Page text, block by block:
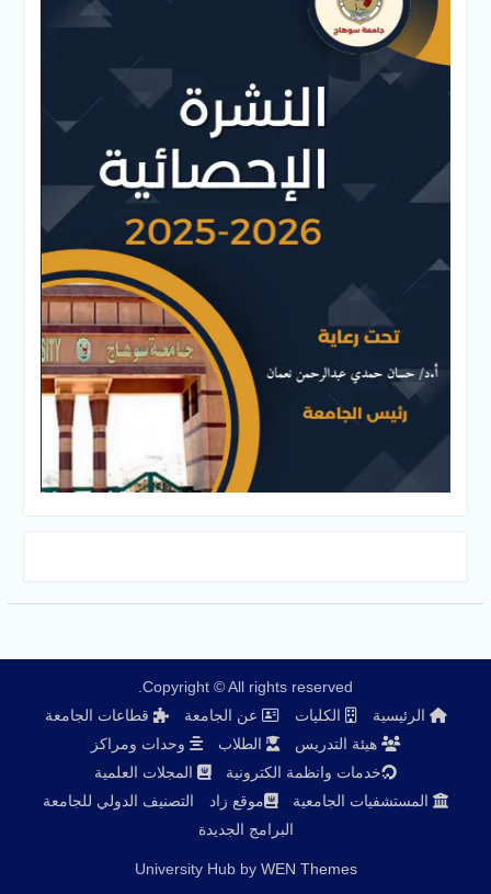
Copyright © All rights reserved.
الرئيسية
الكليات عن الجامعة
قطاعات الجامعة
هيئة التدريس
الطلاب
وحدات ومراكز
خدمات وانظمة الكترونية
المجلات العلمية
المستشفيات الجامعية
موقع زاد
التصنيف الدولي للجامعة
البرامج الجديدة
University Hub by WEN Themes